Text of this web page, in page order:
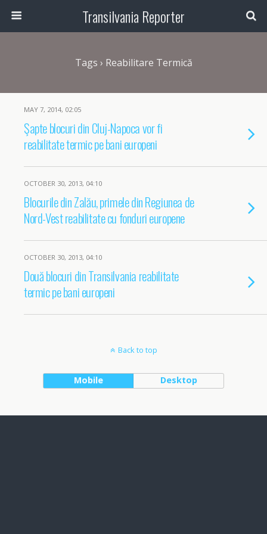
Transilvania Reporter
Tags › Reabilitare Termică
MAY 7, 2014, 02:05
Şapte blocuri din Cluj-Napoca vor fi
reabilitate termic pe bani europeni
OCTOBER 30, 2013, 04:10
Blocurile din Zalău, primele din Regiunea de
Nord-Vest reabilitate cu fonduri europene
OCTOBER 30, 2013, 04:10
Două blocuri din Transilvania reabilitate
termic pe bani europeni
Back to top
Mobile Desktop